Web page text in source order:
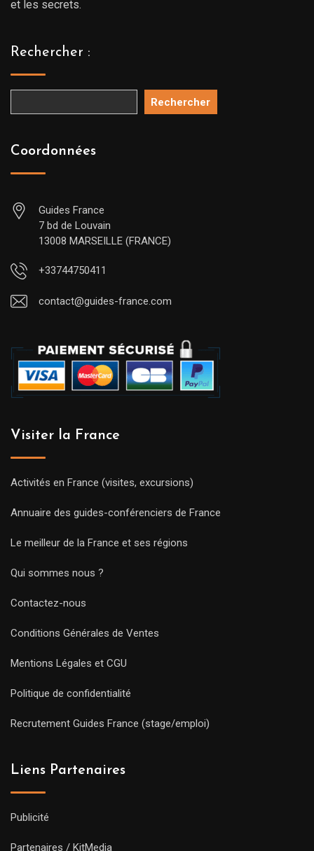
et les secrets.
Rechercher :
Rechercher
Coordonnées
Guides France
7 bd de Louvain
13008 MARSEILLE (FRANCE)
+33744750411
contact@guides-france.com
Visiter la France
Activités en France (visites, excursions)
Annuaire des guides-conférenciers de France
Le meilleur de la France et ses régions
Qui sommes nous ?
Contactez-nous
Conditions Générales de Ventes
Mentions Légales et CGU
Politique de confidentialité
Recrutement Guides France (stage/emploi)
Liens Partenaires
Publicité
Partenaires / KitMedia